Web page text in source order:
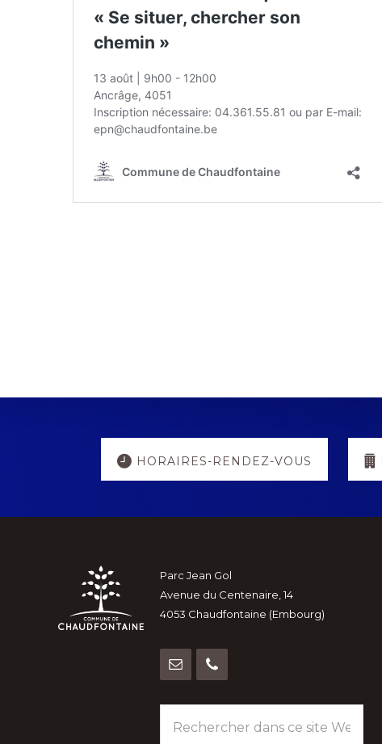
Explore
more
HORAIRES-RENDEZ-VOUS
Footer
Parc Jean Gol
Avenue du Centenaire, 14
4053 Chaudfontaine (Embourg)
dans